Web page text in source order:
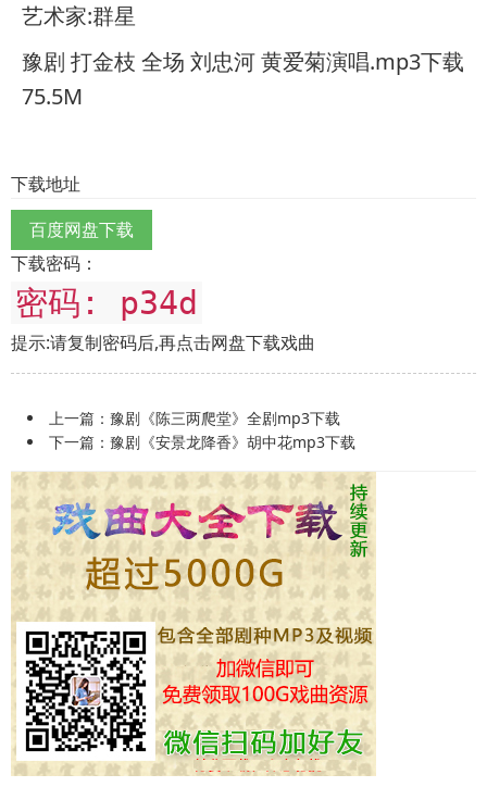
艺术家:群星
豫剧 打金枝 全场 刘忠河 黄爱菊演唱.mp3下载
75.5M
下载地址
百度网盘下载
下载密码：
密码: p34d
提示:请复制密码后,再点击网盘下载戏曲
上一篇： 豫剧《陈三两爬堂》全剧mp3下载
下一篇： 豫剧《安景龙降香》胡中花mp3下载